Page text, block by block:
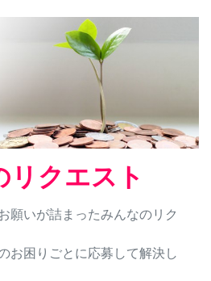
リクエスト
願いが詰まったみんなのリク
お困りごとに応募して解決し